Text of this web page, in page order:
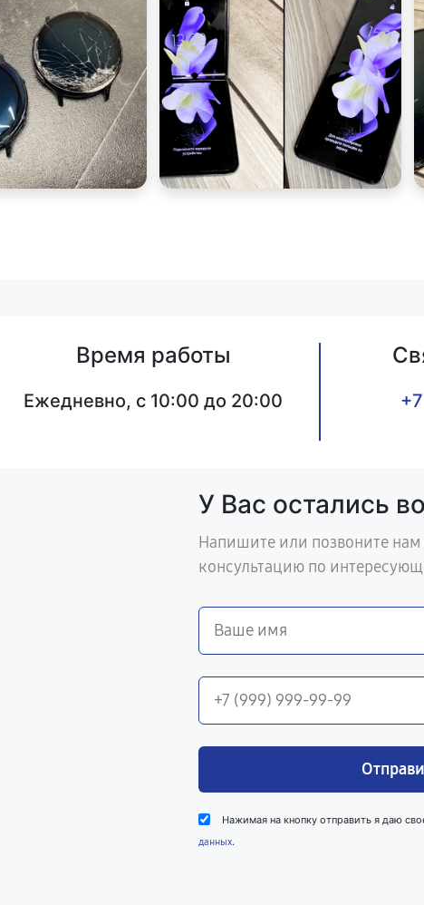
Время работы
Ежедневно, с 10:00 до 20:00
У Вас остались
Напишите или позвоните
консультацию по
Нажимая на кнопку отправить я даю
данных.